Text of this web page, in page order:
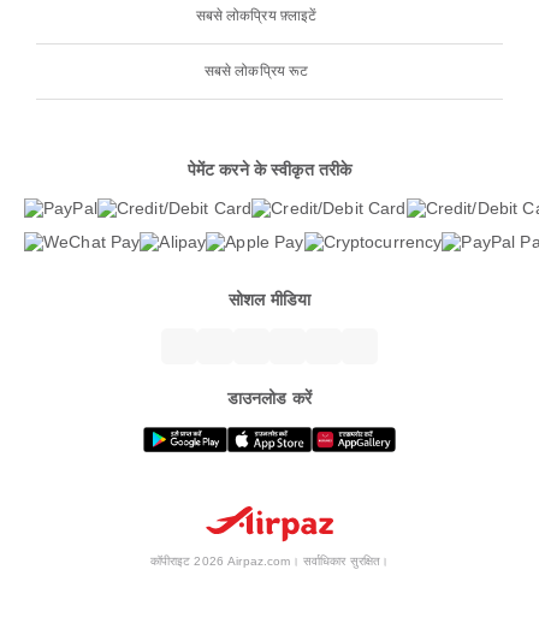
सबसे लोकप्रिय फ़्लाइटें
सबसे लोकप्रिय रूट
पेमेंट करने के स्वीकृत तरीके
सोशल मीडिया
डाउनलोड करें
कॉपीराइट 2026 Airpaz.com। सर्वाधिकार सुरक्षित।